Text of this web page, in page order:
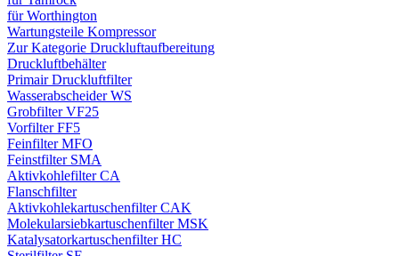
für Worthington
Wartungsteile Kompressor
Zur Kategorie Druckluftaufbereitung
Druckluftbehälter
Primair Druckluftfilter
Wasserabscheider WS
Grobfilter VF25
Vorfilter FF5
Feinfilter MFO
Feinstfilter SMA
Aktivkohlefilter CA
Flanschfilter
Aktivkohlekartuschenfilter CAK
Molekularsiebkartuschenfilter MSK
Katalysatorkartuschenfilter HC